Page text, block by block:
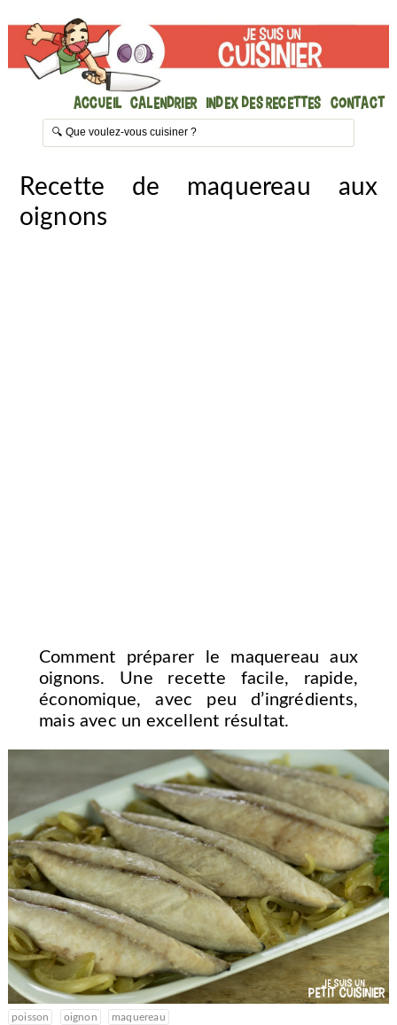
Accueil Calendrier Index des recettes Contact
Recette de maquereau aux
oignons
Comment préparer le maquereau aux
oignons. Une recette facile, rapide,
économique, avec peu d’ingrédients,
mais avec un excellent résultat.
poisson oignon maquereau